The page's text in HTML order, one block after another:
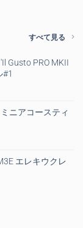
すべて見る
Gusto PRO MKII
#1
ニアコースティ
エレキウクレ